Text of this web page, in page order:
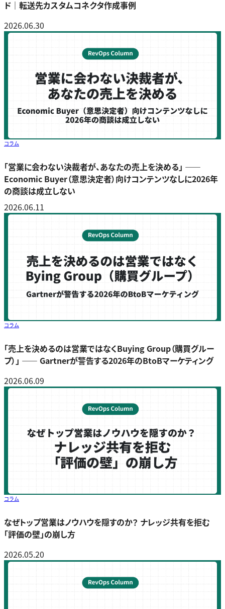
ド｜転送先カスタムコネクタ作成事例
2026.06.30
コラム
「営業に会わない決裁者が、あなたの売上を決める」 ――
Economic Buyer（意思決定者）向けコンテンツなしに2026年
の商談は成立しない
2026.06.11
コラム
「売上を決めるのは営業ではなくBuying Group（購買グルー
プ）」 ―― Gartnerが警告する2026年のBtoBマーケティング
2026.06.09
コラム
なぜトップ営業はノウハウを隠すのか？ ナレッジ共有を拒む
「評価の壁」の崩し方
2026.05.20